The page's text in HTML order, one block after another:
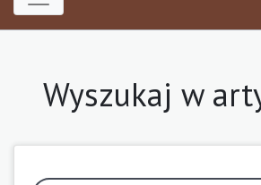
Wyszukaj w